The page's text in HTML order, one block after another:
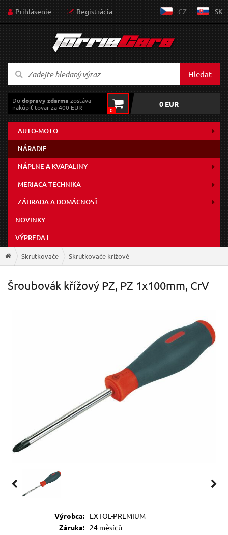
Prihlásenie Registrácia CZ SK
Hledat
Dodopravy zdarma zostáva
nakúpiť tovar za 400 EUR
0
0 EUR
AUTO-MOTO
NÁRADIE
NÁPLNE A KVAPALINY
MERIACA TECHNIKA
ZÁHRADA A DOMÁCNOSŤ
NOVINKY
VÝPREDAJ
Skrutkovače Skrutkovače krížové
Šroubovák křížový PZ, PZ 1x100mm, CrV
Výrobca:
EXTOL-PREMIUM
Záruka:
24 měsíců